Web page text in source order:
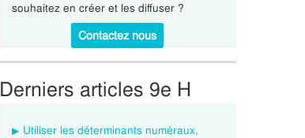
souhaitez en créer et les diffuser ?
Contactez nous
Derniers articles 9e H
Utiliser les déterminants numéraux,